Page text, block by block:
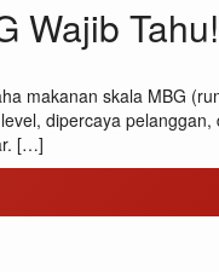
Wajib
makanan skala MBG
dipercaya
[…]